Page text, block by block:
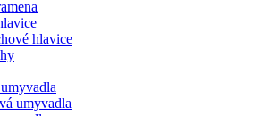
hlavice
umyvadla